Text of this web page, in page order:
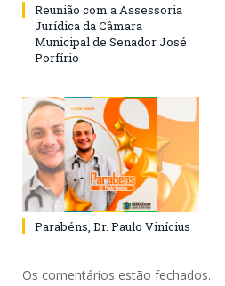
Reunião com a Assessoria
Jurídica da Câmara
Municipal de Senador José
Porfírio
Parabéns, Dr. Paulo Vinícius
Os comentários estão fechados.